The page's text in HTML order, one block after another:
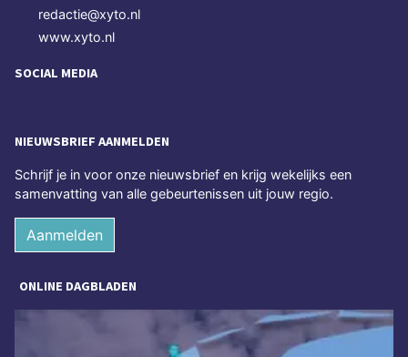
redactie@xyto.nl
www.xyto.nl
SOCIAL MEDIA
NIEUWSBRIEF AANMELDEN
Schrijf je in voor onze nieuwsbrief en krijg wekelijks een
samenvatting van alle gebeurtenissen uit jouw regio.
Aanmelden
ONLINE DAGBLADEN